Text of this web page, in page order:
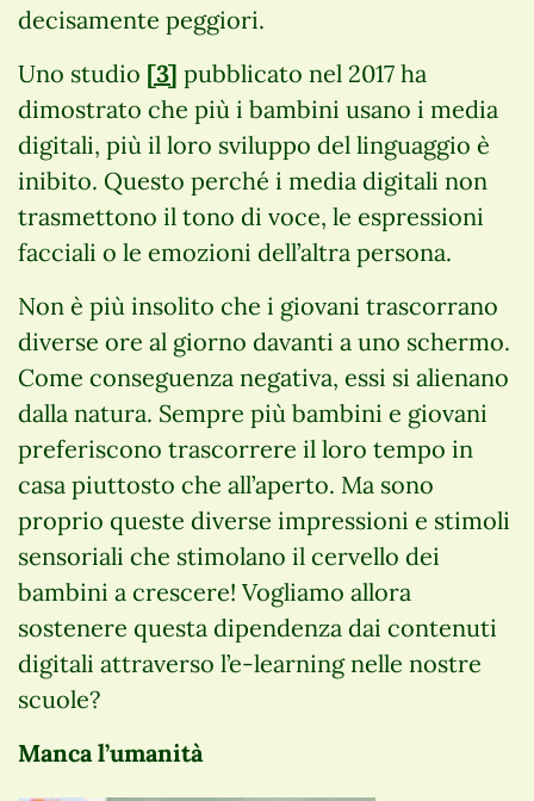
decisamente peggiori.
Uno studio [3] pubblicato nel 2017 ha
dimostrato che più i bambini usano i media
digitali, più il loro sviluppo del linguaggio è
inibito. Questo perché i media digitali non
trasmettono il tono di voce, le espressioni
facciali o le emozioni dell’altra persona.
Non è più insolito che i giovani trascorrano
diverse ore al giorno davanti a uno schermo.
Come conseguenza negativa, essi si alienano
dalla natura. Sempre più bambini e giovani
preferiscono trascorrere il loro tempo in
casa piuttosto che all’aperto. Ma sono
proprio queste diverse impressioni e stimoli
sensoriali che stimolano il cervello dei
bambini a crescere! Vogliamo allora
sostenere questa dipendenza dai contenuti
digitali attraverso l’e-learning nelle nostre
scuole?
Manca l’umanità